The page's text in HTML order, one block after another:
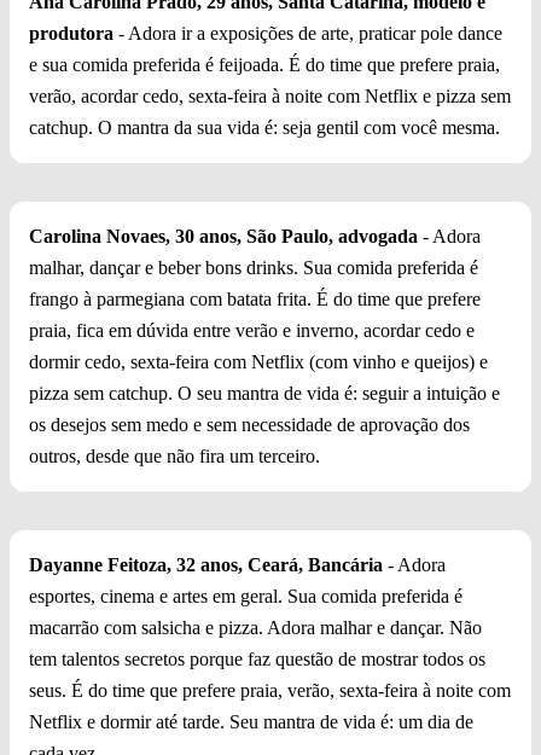
produtora - Adora ir a exposições de arte, praticar pole dance
e sua comida preferida é feijoada. É do time que prefere praia,
verão, acordar cedo, sexta-feira à noite com Netflix e pizza sem
catchup. O mantra da sua vida é: seja gentil com você mesma.
Carolina Novaes, 30 anos, São Paulo, advogada - Adora
malhar, dançar e beber bons drinks. Sua comida preferida é
frango à parmegiana com batata frita. É do time que prefere
praia, fica em dúvida entre verão e inverno, acordar cedo e
dormir cedo, sexta-feira com Netflix (com vinho e queijos) e
pizza sem catchup. O seu mantra de vida é: seguir a intuição e
os desejos sem medo e sem necessidade de aprovação dos
outros, desde que não fira um terceiro.
Dayanne Feitoza, 32 anos, Ceará, Bancária - Adora
esportes, cinema e artes em geral. Sua comida preferida é
macarrão com salsicha e pizza. Adora malhar e dançar. Não
tem talentos secretos porque faz questão de mostrar todos os
seus. É do time que prefere praia, verão, sexta-feira à noite com
Netflix e dormir até tarde. Seu mantra de vida é: um dia de